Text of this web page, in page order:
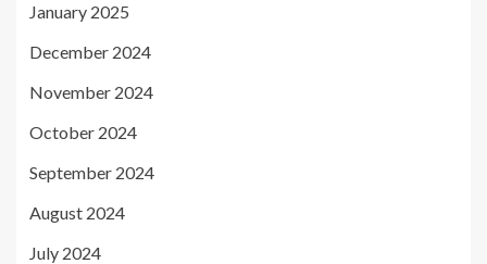
January 2025
December 2024
November 2024
October 2024
September 2024
August 2024
July 2024